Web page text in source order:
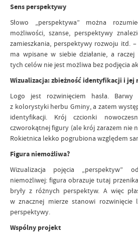
Sens perspektywy
Słowo „perspektywa” można
możliwości, szanse, perspektywy
zamieszkania, perspektywy rozwoju itd.
ma wpisane w siebie działanie, a raczej
tych celów nie jest możliwa bez podjęcia
Wizualizacja: zbieżność identyfikacji i jej
Logo jest rozwinięciem hasła.
z kolorystyki herbu Gminy, a zatem
identyfikacji. Krój czcionki
czworokątnej figury (ale krój zarazem nie
Rokietnica lekko pogrubiona względem
Figura niemożliwa?
Wizualizacja pojęcia „perspektyw”
niemożliwej: figura obrazuje tutaj
bryły z różnych perspektyw. A więc
w znacznej mierze stanowi rozwinięcie
perspektywy.
Wspólny projekt